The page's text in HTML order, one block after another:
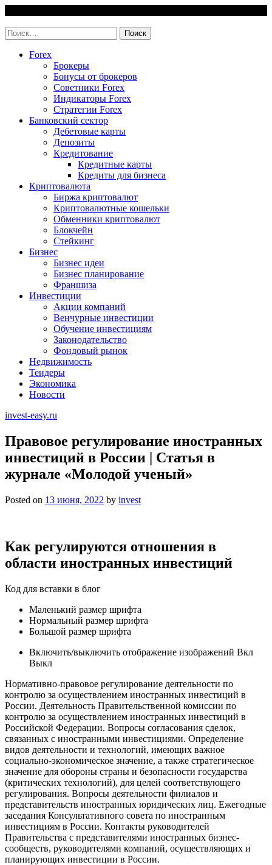
content
Найти:
Forex
Брокеры
Бонусы от брокеров
Советники Forex
Индикаторы Forex
Стратегии Forex
Банковский сектор
Дебетовые карты
Депозиты
Кредитование
Кредитные карты
Кредиты для бизнеса
Криптовалюта
Биржа криптовалют
Криптовалютные кошельки
Обменники криптовалют
Блокчейн
Стейкинг
Бизнес
Бизнес идеи
Бизнес планирование
Франшиза
Инвестиции
Акции компаний
Венчурные инвестиции
Обучение инвестициям
Законодательство
Фондовый рынок
Недвижимость
Тендеры
Экономика
Новости
invest-easy.ru
Правовое регулирование иностранных
инвестиций в России | Статья в
журнале «Молодой ученый»
Posted on 13 июня, 2022 by invest
Как регулируются отношения в
области иностранных инвестиций
Код для вставки в блог
Маленький размер шрифта
Нормальный размер шрифта
Большой размер шрифта
Включить/выключить отображение изображений Вкл
Выкл
Нормативно-правовое регулирование деятельности по
контролю за осуществлением иностранных инвестиций в
России. Деятельность Правительственной комиссии по
контролю за осуществлением иностранных инвестиций в
Российской Федерации. Вопросы согласования сделок,
связанных с иностранными инвестициями. Определение
видов деятельности и технологий, имеющих важное
социально-экономическое значение, а также стратегическое
значение для обороны страны и безопасности государства
(критических технологий), для целей соответствующего
регулирования. Вопросы деятельности филиалов и
представительств иностранных юридических лиц. Ежегодные
заседания Консультативного совета по иностранным
инвестициям в России. Контакты руководителей
Правительства с представителями иностранных бизнес-
сообществ, руководителями компаний, осуществляющих и
планирующих инвестиции в России.